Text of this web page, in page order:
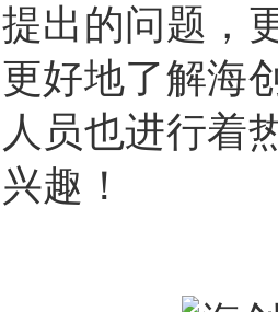
出的问题，
好地了解海
员也进行着
趣！